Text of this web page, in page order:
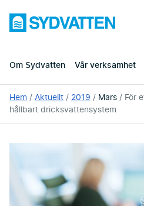
huvudinnehållet
Sydvatten
Om Sydvatten Vår verksamhet
Du
är
här:
Hem Aktuellt 2019 Mars
För
hållbart dricksvattensystem